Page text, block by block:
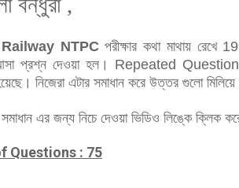
Railway NTPC পরীক্ষার কথা মাথায় রেখে
প্রশ্ন দেওয়া হল। Repeated
নিজেরা এটার সমাধান করে উত্তর গুলো
এর জন্য নিচে দেওয়া ভিডিও লিঙ্কে ক্লিক
Questions : 75